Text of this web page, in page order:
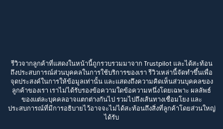
รีวิวจากลูกค้าที่แสดงในหน้านี้ถูกรวบรวมมาจาก Trustpilot และได้สะท้อน
ถึงประสบการณ์ส่วนบุคคลในการใช้บริการของเรา รีวิวเหล่านี้จัดทำขึ้นเพื่อ
จุดประสงค์ในการให้ข้อมูลเท่านั้น และแสดงถึงความคิดเห็นส่วนบุคคลของ
ลูกค้าของเรา เราไม่ได้รับรองข้อความใดข้อความหนึ่งโดยเฉพาะ ผลลัพธ์
ของแต่ละบุคคลอาจแตกต่างกันไป รวมไปถึงเส้นทางเชื่อมโยง และ
ประสบการณ์ที่มีการอธิบายไว้อาจจะไม่ได้สะท้อนถึงสิ่งที่ลูกค้าโดยส่วนใหญ่
ได้รับ